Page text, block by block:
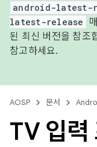
android-latest-
latest-release
된 최신 버전을 참조
참고하세요.
AOSP 문서
TV 입력